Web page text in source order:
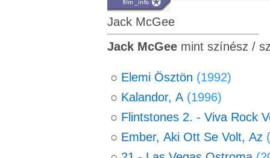
Jack McGee
Jack McGeemint színész /
○ Elemi Ösztön (1992)
○ Kalandor, A (1996)
○ Flintstones 2. - Viva Rock
○ Ember, Aki Ott Se Volt, Az